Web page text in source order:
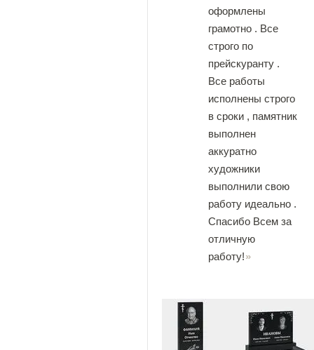
оформлены
грамотно . Все
строго по
прейскуранту .
Все работы
исполнены строго
в сроки , памятник
выполнен
аккуратно
художники
выполнили свою
работу идеально .
Спасибо Всем за
отличную
работу!